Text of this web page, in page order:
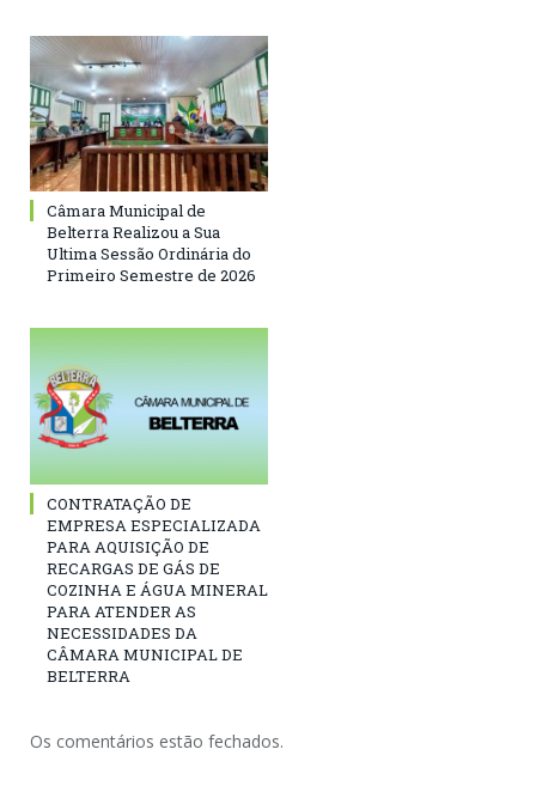
Câmara Municipal de
Belterra Realizou a Sua
Ultima Sessão Ordinária do
Primeiro Semestre de 2026
CONTRATAÇÃO DE
EMPRESA ESPECIALIZADA
PARA AQUISIÇÃO DE
RECARGAS DE GÁS DE
COZINHA E ÁGUA MINERAL
PARA ATENDER AS
NECESSIDADES DA
CÂMARA MUNICIPAL DE
BELTERRA
Os comentários estão fechados.